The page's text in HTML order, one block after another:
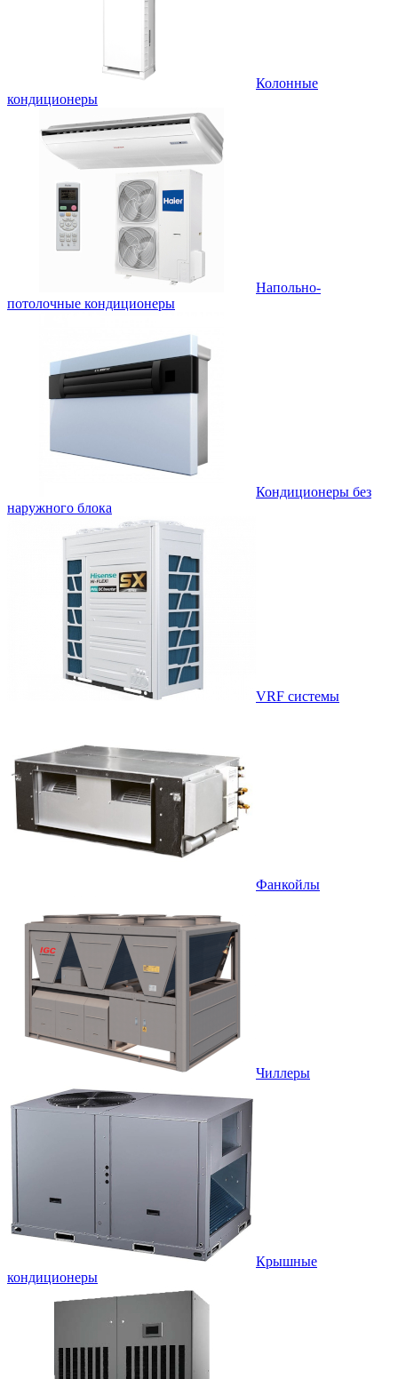
Колонные
кондиционеры
Напольно-
потолочные кондиционеры
Кондиционеры без
наружного блока
VRF системы
Фанкойлы
Чиллеры
Крышные
кондиционеры